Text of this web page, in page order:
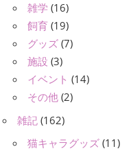
雑学 (16)
飼育 (19)
グッズ (7)
施設 (3)
イベント (14)
その他 (2)
雑記 (162)
猫キャラグッズ (11)